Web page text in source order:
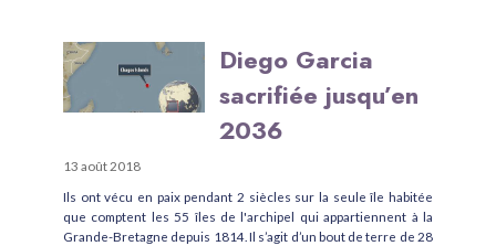
Diego Garcia
sacrifiée jusqu’en
2036
13 août 2018
Ils ont vécu en paix pendant 2 siècles sur la seule île habitée
que comptent les 55 îles de l'archipel qui appartiennent à la
Grande-Bretagne depuis 1814. Il s’agit d’un bout de terre de 28